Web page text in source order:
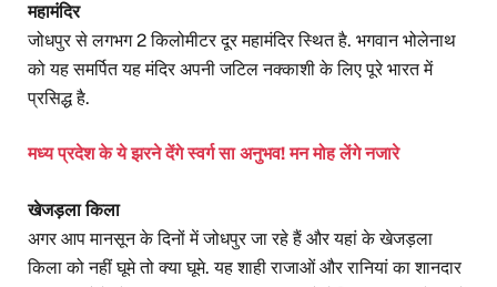
महामंदिर
जोधपुर से लगभग 2 किलोमीटर दूर महामंदिर स्थित है. भगवान भोलेनाथ
को यह समर्पित यह मंदिर अपनी जटिल नक्काशी के लिए पूरे भारत में
प्रसिद्ध है.
मध्य प्रदेश के ये झरने देंगे स्वर्ग सा अनुभव! मन मोह लेंगे नजारे
खेजड़ला किला
अगर आप मानसून के दिनों में जोधपुर जा रहे हैं और यहां के खेजड़ला
किला को नहीं घूमे तो क्या घूमे. यह शाही राजाओं और रानियां का शानदार